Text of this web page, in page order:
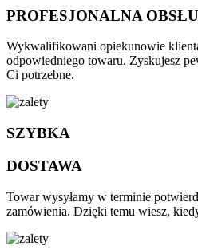
PROFESJONALNA
Wykwalifikowani opiekunowie
odpowiedniego towaru. Zyskujesz
Ci potrzebne.
SZYBKA
DOSTAWA
Towar wysyłamy w terminie
zamówienia. Dzięki temu wiesz,